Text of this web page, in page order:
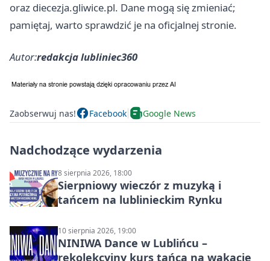
oraz diecezja.gliwice.pl. Dane mogą się zmieniać;
pamiętaj, warto sprawdzić je na oficjalnej stronie.
Autor:redakcja lubliniec360
Zaobserwuj nas! Facebook Google News
Nadchodzące wydarzenia
8 sierpnia 2026, 18:00
Sierpniowy wieczór z muzyką i
tańcem na lublinieckim Rynku
10 sierpnia 2026, 19:00
NINIWA Dance w Lublińcu –
rekolekcyjny kurs tańca na wakacje